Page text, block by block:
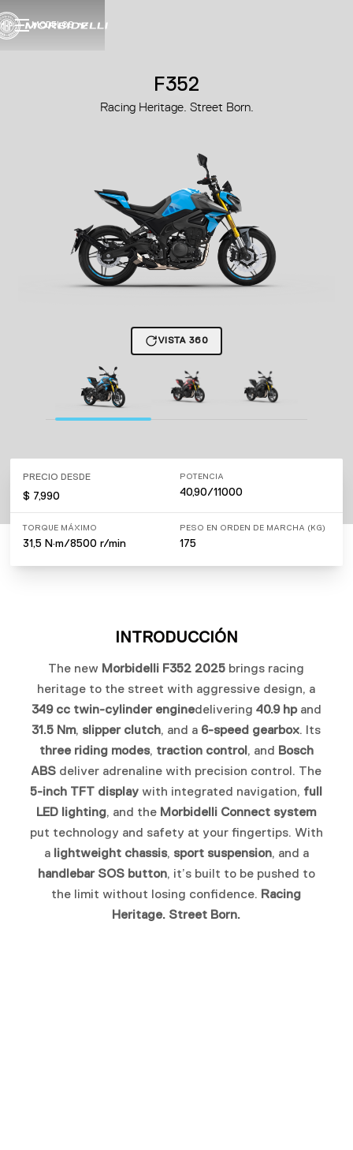
MODELOS
F352
Racing Heritage. Street Born.
VISTA 360
PRECIO DESDE
$ 7,990
POTENCIA
40,90/11000
TORQUE MÁXIMO
31,5 N·m/8500 r/min
PESO EN ORDEN DE MARCHA (KG)
175
INTRODUCCIÓN
The new Morbidelli F352 2025 brings racing
heritage to the street with aggressive design, a
349 cc twin-cylinder enginedelivering 40.9 hpand
31.5 Nm, slipper clutch, and a 6-speed gearbox. Its
three riding modes, traction control, and Bosch
ABS deliver adrenaline with precision control. The
5-inch TFT display with integrated navigation, full
LED lighting, and the Morbidelli Connect system
put technology and safety at your fingertips. With
a lightweight chassis, sport suspension, and a
handlebar SOS button, it’s built to be pushed to
the limit without losing confidence. Racing
Heritage. Street Born.